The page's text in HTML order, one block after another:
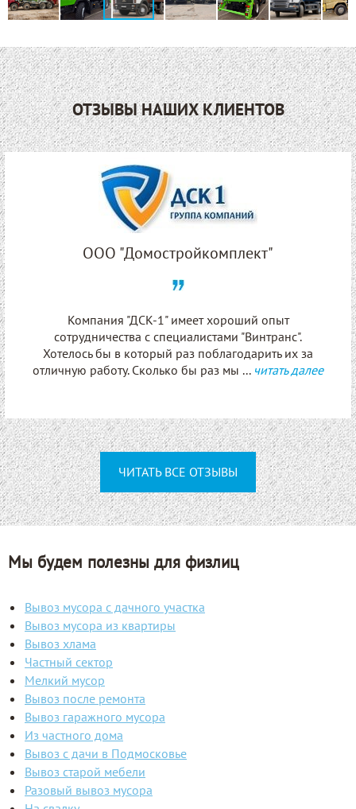
ОТЗЫВЫ НАШИХ КЛИЕНТОВ
ООО "Домостройкомплект"
Компания "ДСК-1" имеет хороший опыт
сотрудничества с специалистами "Винтранс".
Хотелось бы в который раз поблагодарить их за
отличную работу. Сколько бы раз мы ... читать далее
ЧИТАТЬ ВСЕ ОТЗЫВЫ
Мы будем полезны для физлиц
Вывоз мусора с дачного участка
Вывоз мусора из квартиры
Вывоз хлама
Частный сектор
Мелкий мусор
Вывоз после ремонта
Вывоз гаражного мусора
Из частного дома
Вывоз с дачи в Подмосковье
Вывоз старой мебели
Разовый вывоз мусора